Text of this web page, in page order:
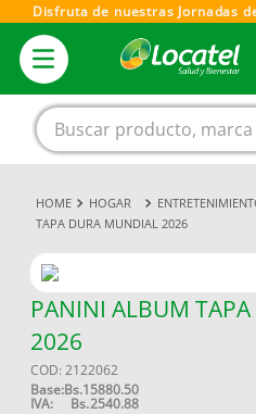
Disfruta de nuestras Jornadas
Buscar producto, marca o
HOGAR
TAPA DURA MUNDIAL 2026
PANINI ALBUM
2026
COD: 2122062
Base:Bs.15880.50
IVA: Bs.2540.88
1.
magnesio
3 .
4
vitamina c
5.
vitamina
6.
linezolid